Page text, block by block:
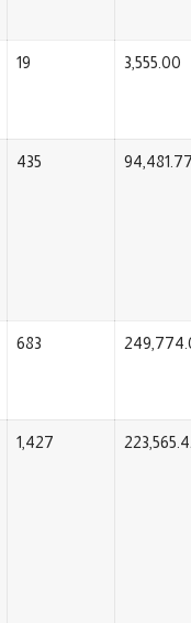
19 3,555.00
435
683
1,427